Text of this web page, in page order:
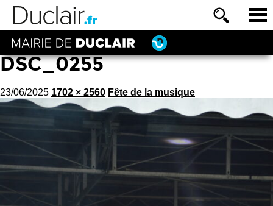
DSC_0255
23/06/2025 1702 × 2560 Fête de la musique